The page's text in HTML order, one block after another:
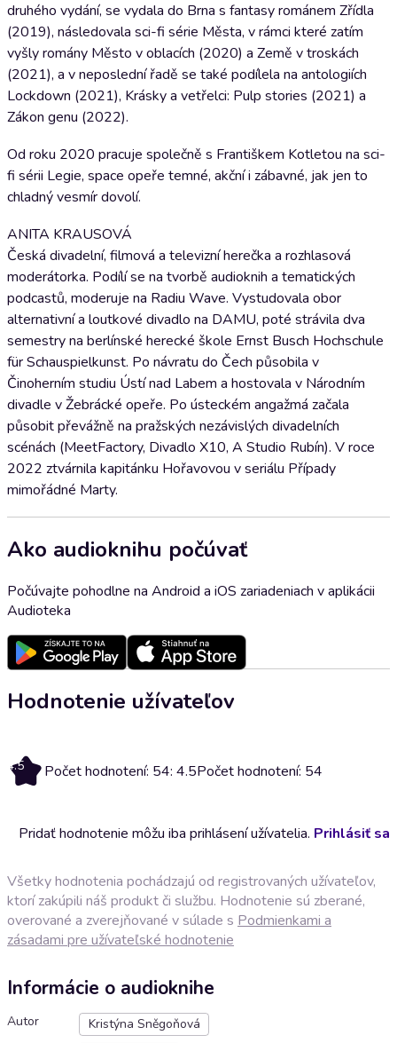
druhého vydání, se vydala do Brna s fantasy románem Zřídla
(2019), následovala sci-fi série Města, v rámci které zatím
vyšly romány Město v oblacích (2020) a Země v troskách
(2021), a v neposlední řadě se také podílela na antologiích
Lockdown (2021), Krásky a vetřelci: Pulp stories (2021) a
Zákon genu (2022).
Od roku 2020 pracuje společně s Františkem Kotletou na sci-
fi sérii Legie, space opeře temné, akční i zábavné, jak jen to
chladný vesmír dovolí.
ANITA KRAUSOVÁ
Česká divadelní, filmová a televizní herečka a rozhlasová
moderátorka. Podílí se na tvorbě audioknih a tematických
podcastů, moderuje na Radiu Wave. Vystudovala obor
alternativní a loutkové divadlo na DAMU, poté strávila dva
semestry na berlínské herecké škole Ernst Busch Hochschule
für Schauspielkunst. Po návratu do Čech působila v
Činoherním studiu Ústí nad Labem a hostovala v Národním
divadle v Žebrácké opeře. Po ústeckém angažmá začala
působit převážně na pražských nezávislých divadelních
scénách (MeetFactory, Divadlo X10, A Studio Rubín). V roce
2022 ztvárnila kapitánku Hořavovou v seriálu Případy
mimořádné Marty.
Ako audioknihu počúvať
Počúvajte pohodlne na Android a iOS zariadeniach v aplikácii
Audioteka
Hodnotenie užívateľov
4.5 Počet hodnotení: 54: 4.5Počet hodnotení: 54
Pridať hodnotenie môžu iba prihlásení užívatelia. Prihlásiť sa
Všetky hodnotenia pochádzajú od registrovaných užívateľov,
ktorí zakúpili náš produkt či službu. Hodnotenie sú zberané,
overované a zverejňované v súlade s Podmienkami a
zásadami pre užívateľské hodnotenie
Informácie o audioknihe
Autor
Kristýna Sněgoňová